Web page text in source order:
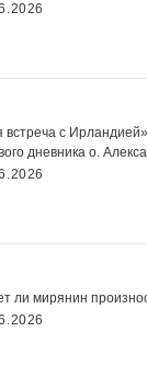
встреча с
дневника о.
ли мирянин